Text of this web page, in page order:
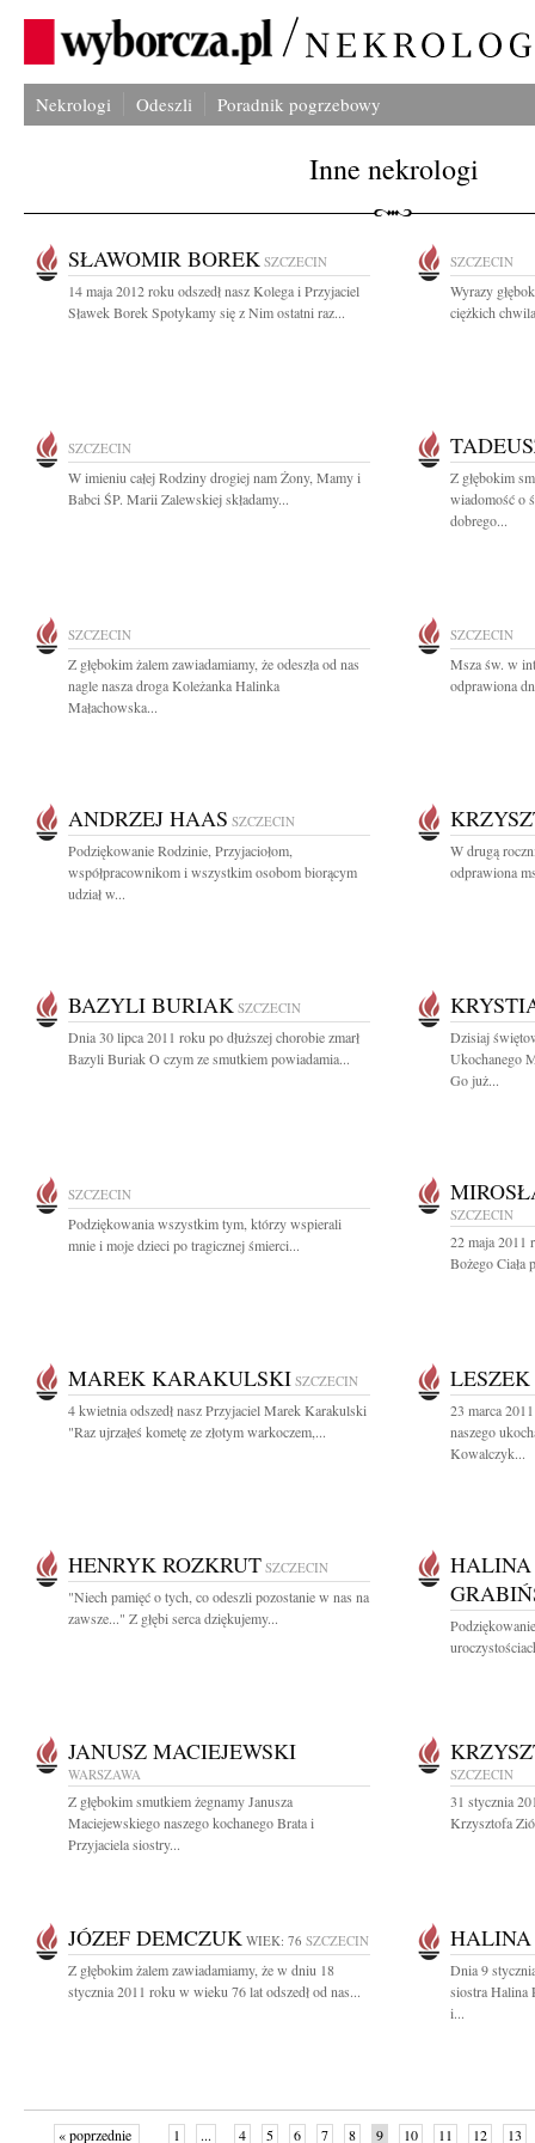
Nekrologi Odeszli Poradnik pogrzebowy
Inne nekrologi
SŁAWOMIR BOREK SZCZECIN
14 maja 2012 roku odszedł nasz Kolega i Przyjaciel
Sławek Borek Spotykamy się z Nim ostatni raz...
SZCZECIN
Wyrazy
ciężkich
SZCZECIN
W imieniu całej Rodziny drogiej nam Żony, Mamy i
Babci ŚP. Marii Zalewskiej składamy...
Z głębokim
wiadomość o
dobrego...
SZCZECIN
Z głębokim żalem zawiadamiamy, że odeszła od nas
nagle nasza droga Koleżanka Halinka
Małachowska...
SZCZECIN
Msza św. w
odprawiona
ANDRZEJ HAAS SZCZECIN
Podziękowanie Rodzinie, Przyjaciołom,
współpracownikom i wszystkim osobom biorącym
udział w...
W drugą
odprawiona
BAZYLI BURIAK SZCZECIN
Dnia 30 lipca 2011 roku po dłuższej chorobie zmarł
Bazyli Buriak O czym ze smutkiem powiadamia...
Dzisiaj
Ukochanego
Go już...
SZCZECIN
Podziękowania wszystkim tym, którzy wspierali
mnie i moje dzieci po tragicznej śmierci...
SZCZECIN
22 maja 2011
Bożego Ciała
MAREK KARAKULSKI SZCZECIN
4 kwietnia odszedł nasz Przyjaciel Marek Karakulski
"Raz ujrzałeś kometę ze złotym warkoczem,...
23 marca
naszego
Kowalczyk...
HENRYK ROZKRUT SZCZECIN
"Niech pamięć o tych, co odeszli pozostanie w nas na
zawsze..." Z głębi serca dziękujemy...
HALINA
JANUSZ MACIEJEWSKI
WARSZAWA
Z głębokim smutkiem żegnamy Janusza
Maciejewskiego naszego kochanego Brata i
Przyjaciela siostry...
SZCZECIN
31 stycznia
Krzysztofa
JÓZEF DEMCZUK WIEK: 76 SZCZECIN
Z głębokim żalem zawiadamiamy, że w dniu 18
stycznia 2011 roku w wieku 76 lat odszedł od nas...
HALINA
Dnia 9
siostra Halina
i...
« poprzednie 1 ... 4 5 6 7 8 9 10 11 12 13